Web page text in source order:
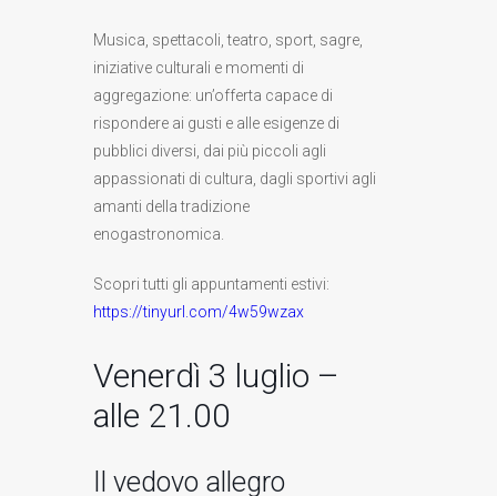
Musica, spettacoli, teatro, sport, sagre,
iniziative culturali e momenti di
aggregazione: un’offerta capace di
rispondere ai gusti e alle esigenze di
pubblici diversi, dai più piccoli agli
appassionati di cultura, dagli sportivi agli
amanti della tradizione
enogastronomica.
Scopri tutti gli appuntamenti estivi:
https://tinyurl.com/4w59wzax
Venerdì 3 luglio –
alle 21.00
Il vedovo allegro